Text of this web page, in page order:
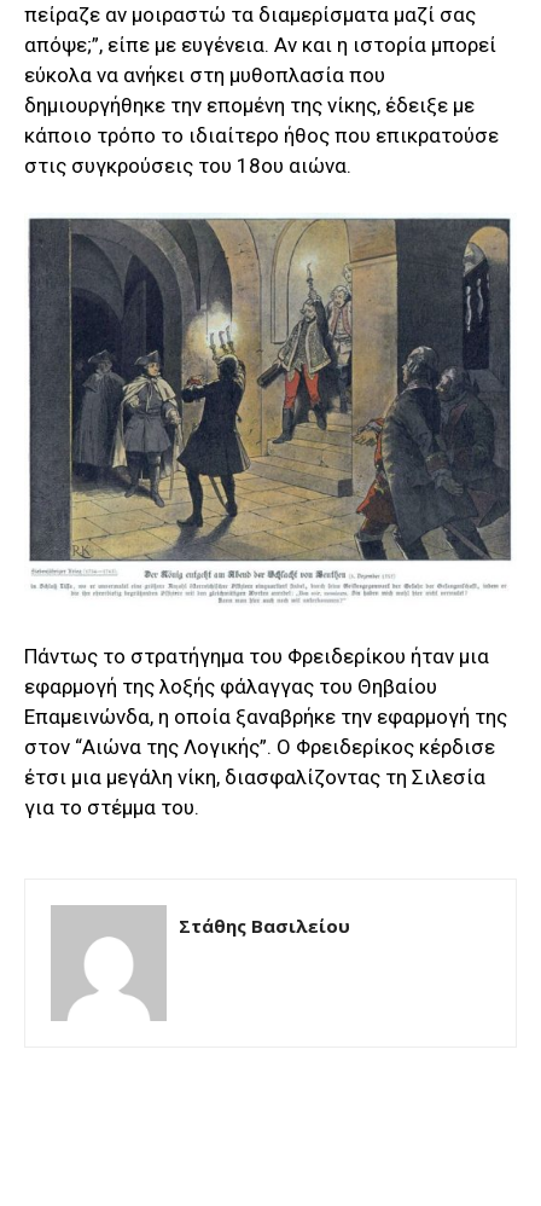
πείραζε αν μοιραστώ τα διαμερίσματα μαζί σας
απόψε;”, είπε με ευγένεια. Αν και η ιστορία μπορεί
εύκολα να ανήκει στη μυθοπλασία που
δημιουργήθηκε την επομένη της νίκης, έδειξε με
κάποιο τρόπο το ιδιαίτερο ήθος που επικρατούσε
στις συγκρούσεις του 18ου αιώνα.
Πάντως το στρατήγημα του Φρειδερίκου ήταν μια
εφαρμογή της λοξής φάλαγγας του Θηβαίου
Επαμεινώνδα, η οποία ξαναβρήκε την εφαρμογή της
στον “Αιώνα της Λογικής”. Ο Φρειδερίκος κέρδισε
έτσι μια μεγάλη νίκη, διασφαλίζοντας τη Σιλεσία
για το στέμμα του.
Στάθης Βασιλείου